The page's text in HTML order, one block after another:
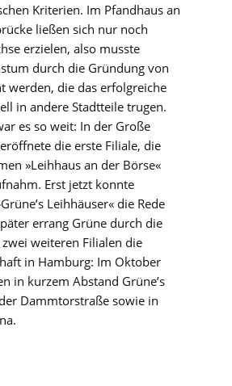
Kriterien. Im Pfandhaus an
ließen sich nur noch
erzielen, also musste
durch die Gründung von
werden, die das erfolgreiche
in andere Stadtteile trugen.
es so weit: In der Große
die erste Filiale, die
»Leihhaus an der Börse«
Erst jetzt konnte
Leihhäuser« die Rede
errang Grüne durch die
weiteren Filialen die
in Hamburg: Im Oktober
in kurzem Abstand Grüne’s
Dammtorstraße sowie in